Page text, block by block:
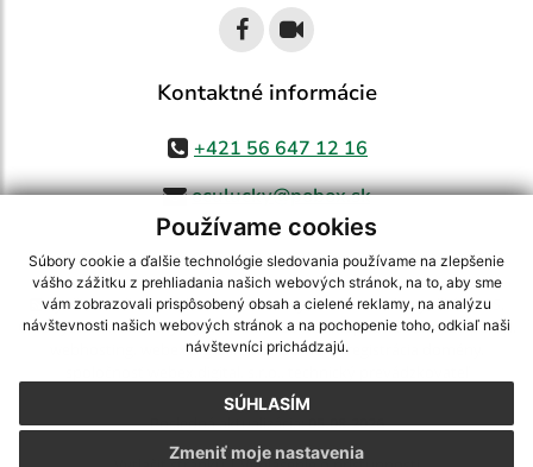
Používame cookies
Súbory cookie a ďalšie technológie sledovania používame na zlepšenie
vášho zážitku z prehliadania našich webových stránok, na to, aby sme
vám zobrazovali prispôsobený obsah a cielené reklamy, na analýzu
návštevnosti našich webových stránok a na pochopenie toho, odkiaľ naši
návštevníci prichádzajú.
SÚHLASÍM
Zmeniť moje nastavenia
Kontaktné informácie
+421 56 647 12 16
oculucky@pobox.sk
využite možnosť získavania aktuálnych informácií s využitím RSS
CMS systém (redakčný) systém ECHELON 2,Mapa stránok,web portál
webex.digital, s.r.o.,domény,registrácia domény
Posledná aktualizácia:05.08.2026